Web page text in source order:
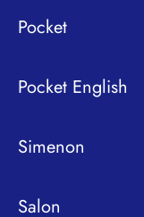
Pocket
Pocket English
Simenon
Salon